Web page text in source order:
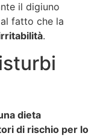
il digiuno
fatto che la
.
dieta
di rischio per lo